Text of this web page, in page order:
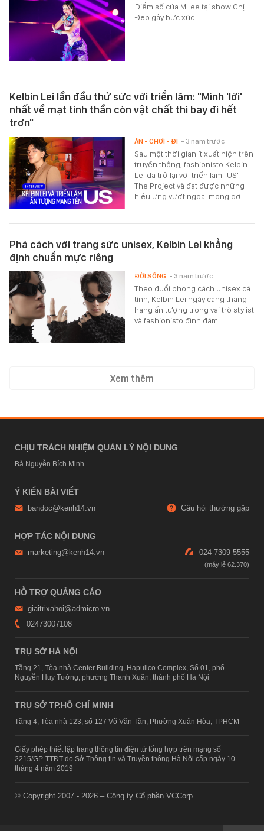
Điểm số của MLee tại show Chị
Đẹp gây bức xúc.
Kelbin Lei lần đầu thử sức với triển lãm: "Mình 'lời'
nhất về mặt tinh thần còn vật chất thì bay đi hết
trơn"
Sau một thời gian ít xuất hiện trên
truyền thông, fashionisto Kelbin
Lei đã trở lại với triển lãm "US"
The Project và đạt được những
hiệu ứng vượt ngoài mong đợi.
ĂN - CHƠI - ĐI - 3 năm trước
Phá cách với trang sức unisex, Kelbin Lei khẳng
định chuẩn mực riêng
Theo đuổi phong cách unisex cá
tính, Kelbin Lei ngày càng thăng
hạng ấn tượng trong vai trò stylist
và fashionisto đình đám.
ĐỜI SỐNG - 3 năm trước
Xem thêm
CHỊU TRÁCH NHIỆM QUẢN LÝ NỘI DUNG
Bà Nguyễn Bích Minh
Ý KIẾN BÀI VIẾT
bandoc@kenh14.vn Câu hỏi thường gặp
HỢP TÁC NỘI DUNG
marketing@kenh14.vn 024 7309 5555
HỖ TRỢ QUẢNG CÁO
giaitrixahoi@admicro.vn
02473007108
TRỤ SỞ HÀ NỘI
Tầng 21, Tòa nhà Center Building, Hapulico Complex, Số 01, phố
Nguyễn Huy Tưởng, phường Thanh Xuân, thành phố Hà Nội
TRỤ SỞ TP.HỒ CHÍ MINH
Tầng 4, Tòa nhà 123, số 127 Võ Văn Tần, Phường Xuân Hòa, TPHCM
Giấy phép thiết lập trang thông tin điện tử tổng hợp trên mạng số
2215/GP-TTĐT do Sở Thông tin và Truyền thông Hà Nội cấp ngày 10
tháng 4 năm 2019
© Copyright 2007 - 2026 – Công ty Cổ phần VCCorp